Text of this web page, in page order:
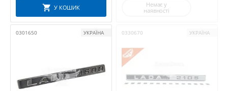
У КОШИК
Немає у
наявності
0301650 УКРАЇНА 0330670 УКРАЇНА